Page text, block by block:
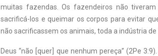
muitas fazendas. Os fazendeiros não
sacrificá-los e queimar os corpos para evitar
não sacrificassem os animais, toda a indústria
Deus “não [quer] que nenhum pereça” (2Pe